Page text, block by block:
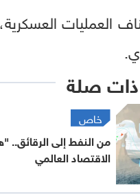
العمليات
ذات صلة
خاص
من النفط إلى الرقائق..
الاقتصاد العالمي